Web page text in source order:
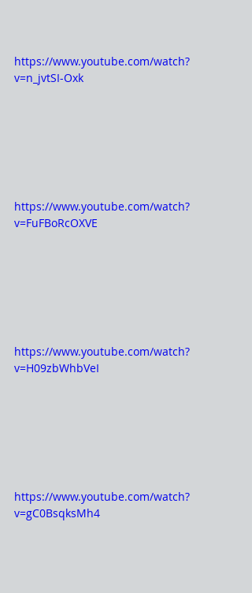
https://www.youtube.com/watch?
v=n_jvtSI-Oxk
https://www.youtube.com/watch?
v=FuFBoRcOXVE
https://www.youtube.com/watch?
v=H09zbWhbVeI
https://www.youtube.com/watch?
v=gC0BsqksMh4